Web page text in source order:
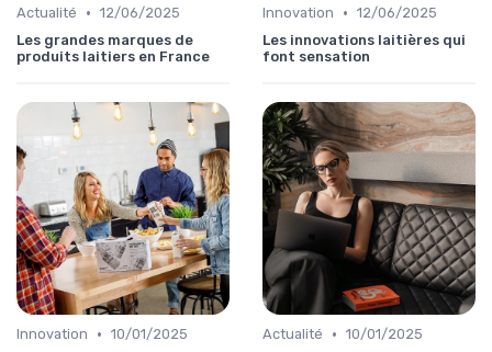
Actualité • 12/06/2025
Les grandes marques de
produits laitiers en France
Innovation • 12/06/2025
Les innovations laitières qui
font sensation
Innovation • 10/01/2025
Actualité • 10/01/2025